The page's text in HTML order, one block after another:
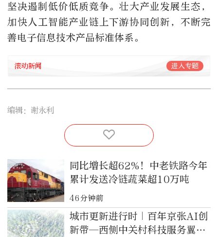
坚决遏制低价低质竞争。壮大产业发展生态，
加快人工智能产业链上下游协同创新，不断完
善电子信息技术产品标准体系。
滚动新闻 进入专题
编辑：谢永利
同比增长超62%！中老铁路今年
累计发送冷链蔬菜超10万吨
46分钟前
城市更新进行时｜百年京张AI创
新带—西侧中关村科技服务翼更